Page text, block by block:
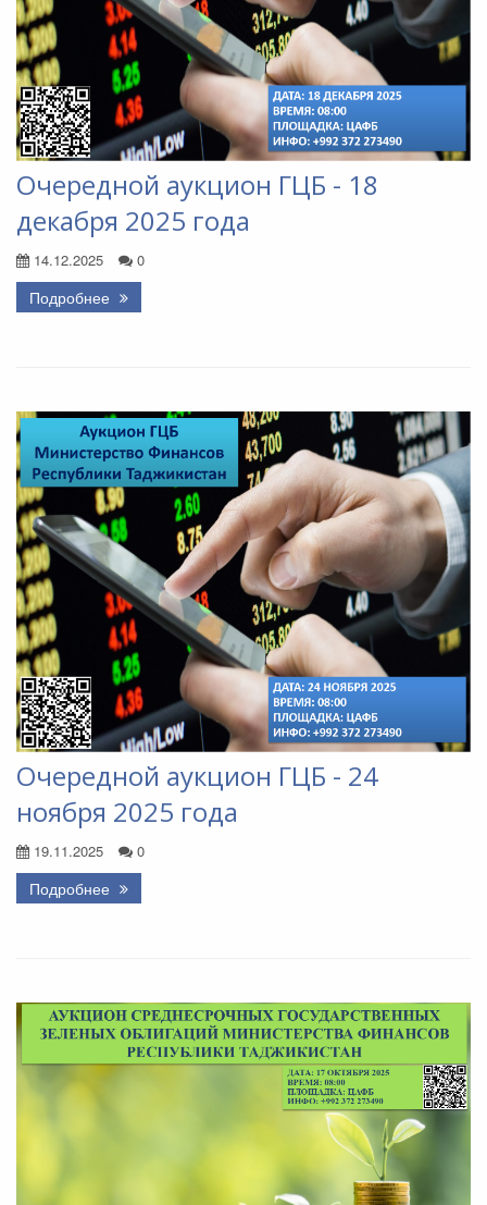
Очередной аукцион ГЦБ - 18
декабря 2025 года
14.12.2025 0
Подробнее
Очередной аукцион ГЦБ - 24
ноября 2025 года
19.11.2025 0
Подробнее